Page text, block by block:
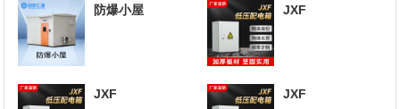
防爆小屋 JXF
JXF JXF